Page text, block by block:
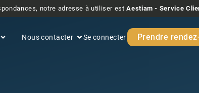
notre adresse à utiliser estAestiam - Service
Nous contacter Se connecter Prendre